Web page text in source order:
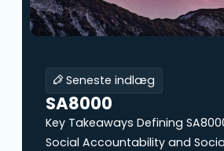
Seneste indlæg
SA8000
Key Takeaways Defining
Social Accountability and